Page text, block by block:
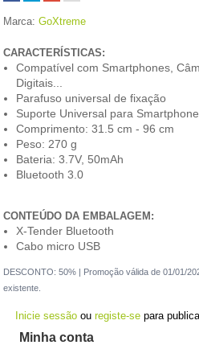
Marca:GoXtreme
CARACTERÍSTICAS:
Compatível com Smartphones,
Digitais...
Parafuso universal de fixação
Suporte Universal para Smartphone
Comprimento: 31.5 cm - 96 cm
Peso: 270 g
Bateria: 3.7V, 50mAh
Bluetooth 3.0
CONTEÚDO DA EMBALAGEM:
X-Tender Bluetooth
Cabo micro USB
DESCONTO: 50% | Promoção válida de 01/01/
existente.
Inicie sessão ouregiste-se para
Minha conta